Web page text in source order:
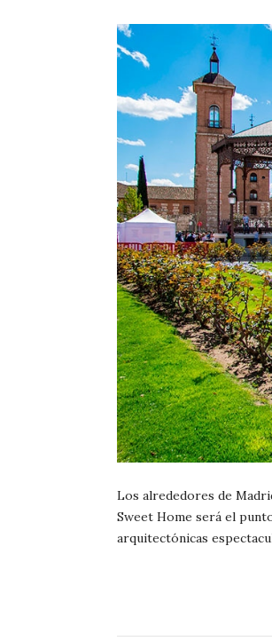
Los alrededores de
Sweet Home será el
arquitectónicas